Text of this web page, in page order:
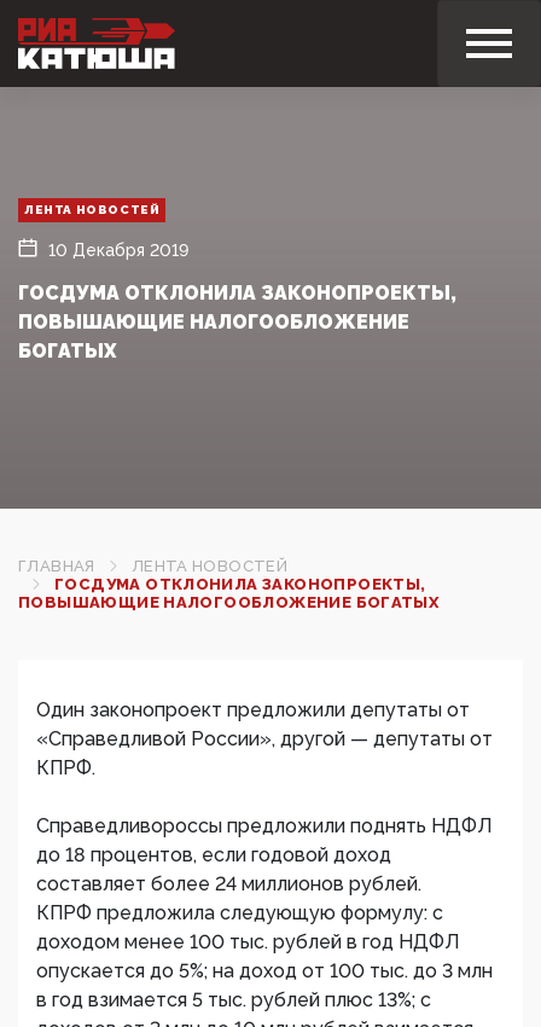
ЛЕНТА НОВОСТЕЙ
10 Декабря 2019
ГОСДУМА ОТКЛОНИЛА ЗАКОНОПРОЕКТЫ,
ПОВЫШАЮЩИЕ НАЛОГООБЛОЖЕНИЕ
БОГАТЫХ
ГЛАВНАЯ
ЛЕНТА НОВОСТЕЙ
ГОСДУМА ОТКЛОНИЛА ЗАКОНОПРОЕКТЫ,
ПОВЫШАЮЩИЕ НАЛОГООБЛОЖЕНИЕ БОГАТЫХ
Один законопроект предложили депутаты от
«Справедливой России», другой — депутаты от
КПРФ.
Справедливороссы предложили поднять НДФЛ
до 18 процентов, если годовой доход
составляет более 24 миллионов рублей.
КПРФ предложила следующую формулу: с
доходом менее 100 тыс. рублей в год НДФЛ
опускается до 5%; на доход от 100 тыс. до 3 млн
в год взимается 5 тыс. рублей плюс 13%; с